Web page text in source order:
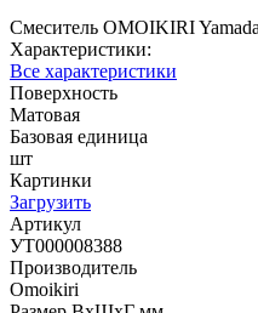
Смеситель OMOIKIRI
Характеристики:
Все характеристики
Поверхность
Матовая
Базовая единица
шт
Картинки
Загрузить
Артикул
УТ000008388
Производитель
Omoikiri